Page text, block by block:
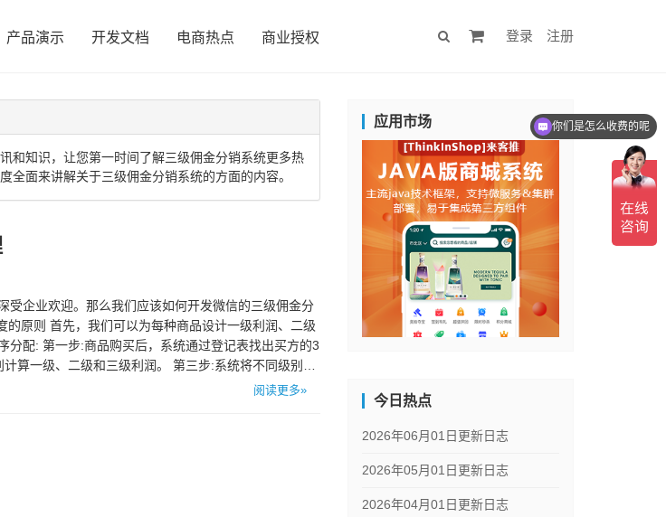
产品演示 开发文档 电商热点 商业授权 登录 注册
和知识，让您第一时间了解三级佣金分销系统更多热
面来讲解关于三级佣金分销系统的方面的内容。
受企业欢迎。那么我们应该如何开发微信的三级佣金分
原则 首先，我们可以为每种商品设计一级利润、二级
分配: 第一步:商品购买后，系统通过登记表找出买方的3
算一级、二级和三级利润。 第三步:系统将不同级别的
阅读更多»
应用市场
今日热点
2026年06月01日更新日志
2026年05月01日更新日志
2026年04月01日更新日志
你们是怎么收费的呢